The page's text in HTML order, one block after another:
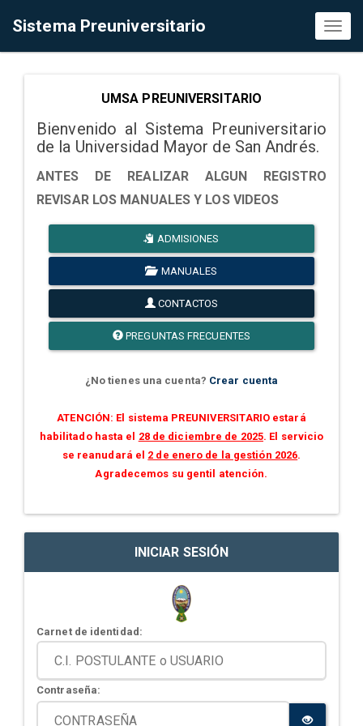
Sistema Preuniversitario
UMSA PREUNIVERSITARIO
Bienvenido al Sistema Preuniversitario
de la Universidad Mayor de San Andrés.
ANTES DE REALIZAR ALGUN REGISTRO
REVISAR LOS MANUALES Y LOS VIDEOS
ADMISIONES
MANUALES
CONTACTOS
PREGUNTAS FRECUENTES
¿No tienes una cuenta? Crear cuenta
ATENCIÓN: El sistema PREUNIVERSITARIO estará
habilitado hasta el 28 de diciembre de 2025. El servicio
se reanudará el 2 de enero de la gestión 2026.
Agradecemos su gentil atención.
INICIAR SESIÓN
Carnet de identidad:
Contraseña: